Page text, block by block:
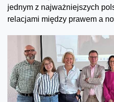
jednym z najważniejszych
relacjami między prawem a